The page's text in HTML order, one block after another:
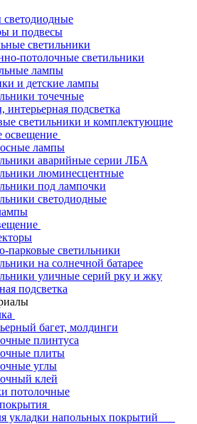
и подвесы
светильники
потолочные светильники
лампы
и детские лампы
точечные
интерьерная подсветка
светильники и комплектующие
освещение
лампы
аварийные серии ЛБА
люминесцентные
под лампочки
светодиодные
парковые светильники
на солнечной батарее
уличные серий рку и жку
подсветка
багет, молдинги
плинтуса
плиты
углы
клей
потолочные
укладки напольных покрытий